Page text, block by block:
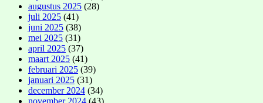
augustus 2025 (28)
juli 2025 (41)
juni 2025 (38)
mei 2025 (31)
april 2025 (37)
maart 2025 (41)
februari 2025 (39)
januari 2025 (31)
december 2024 (34)
november 2024 (43)